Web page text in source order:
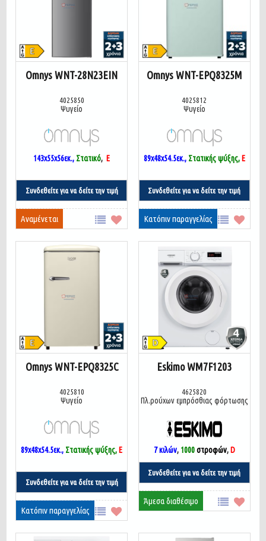
Omnys WNT-28N23EIN
4025850
Ψυγείο
143x55x56εκ., Στατικό,Ε
Συνδεθείτε για να δείτε την τιμή
Αναμένεται
Omnys WNT-EPQ8325M
4025812
Ψυγείο
89x48x54.5εκ., Στατικής ψύξης,E
Συνδεθείτε για να δείτε την τιμή
Κατόπιν παραγγελίας
Omnys WNT-EPQ8325C
4025810
Ψυγείο
89x48x54.5εκ., Στατικής ψύξης,E
Συνδεθείτε για να δείτε την τιμή
Κατόπιν παραγγελίας
Eskimo WM7F1203
4625820
Πλ.ρούχων εμπρόσθιας φόρτωσης
7 κιλών,1000στροφών,D
Συνδεθείτε για να δείτε την τιμή
Άμεσα διαθέσιμο